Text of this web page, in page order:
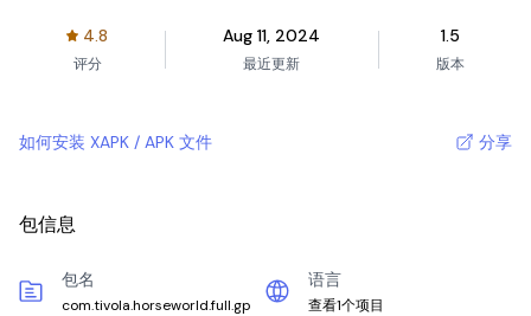
4.8
评分
Aug 11, 2024
最近更新
1.5
版本
如何安装 XAPK / APK 文件 分享
包信息
包名
com.tivola.horseworld.full.gp
语言
查看1个项目